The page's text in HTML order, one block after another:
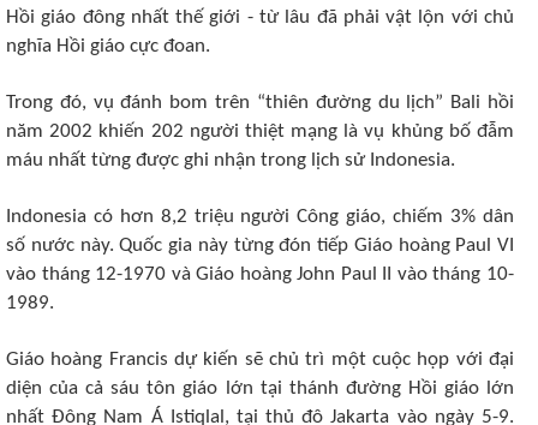
Hồi giáo đông nhất thế giới - từ lâu đã phải vật lộn với chủ
nghĩa Hồi giáo cực đoan.
Trong đó, vụ đánh bom trên “thiên đường du lịch” Bali hồi
năm 2002 khiến 202 người thiệt mạng là vụ khủng bố đẫm
máu nhất từng được ghi nhận trong lịch sử Indonesia.
Indonesia có hơn 8,2 triệu người Công giáo, chiếm 3% dân
số nước này. Quốc gia này từng đón tiếp Giáo hoàng Paul VI
vào tháng 12-1970 và Giáo hoàng John Paul II vào tháng 10-
1989.
Giáo hoàng Francis dự kiến sẽ chủ trì một cuộc họp với đại
diện của cả sáu tôn giáo lớn tại thánh đường Hồi giáo lớn
nhất Đông Nam Á Istiqlal, tại thủ đô Jakarta vào ngày 5-9.